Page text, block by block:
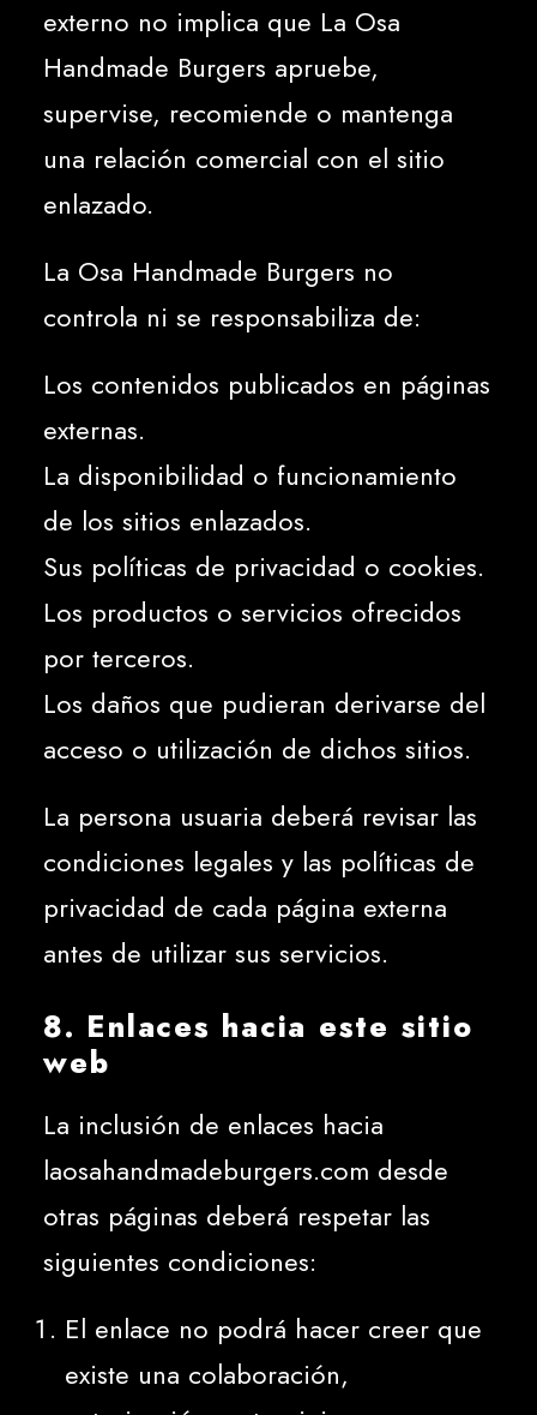
externo no implica que La Osa
Handmade Burgers apruebe,
supervise, recomiende o mantenga
una relación comercial con el sitio
enlazado.
La Osa Handmade Burgers no
controla ni se responsabiliza de:
Los contenidos publicados en páginas
externas.
La disponibilidad o funcionamiento
de los sitios enlazados.
Sus políticas de privacidad o cookies.
Los productos o servicios ofrecidos
por terceros.
Los daños que pudieran derivarse del
acceso o utilización de dichos sitios.
La persona usuaria deberá revisar las
condiciones legales y las políticas de
privacidad de cada página externa
antes de utilizar sus servicios.
8. Enlaces hacia este sitio
web
La inclusión de enlaces hacia
laosahandmadeburgers.com desde
otras páginas deberá respetar las
siguientes condiciones:
El enlace no podrá hacer creer que
existe una colaboración,